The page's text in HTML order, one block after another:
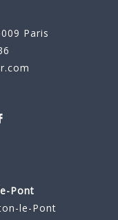
Paris
Pont
le-Pont